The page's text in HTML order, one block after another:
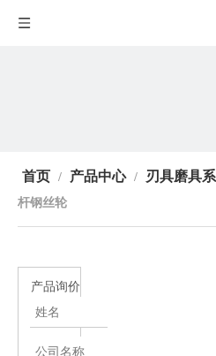
首页 / 产品中心 / 刃具磨具
杆钢丝轮
产品询价